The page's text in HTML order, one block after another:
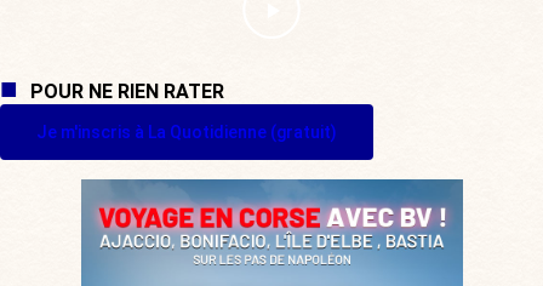
POUR NE RIEN RATER
Je m'inscris à La Quotidienne (gratuit)